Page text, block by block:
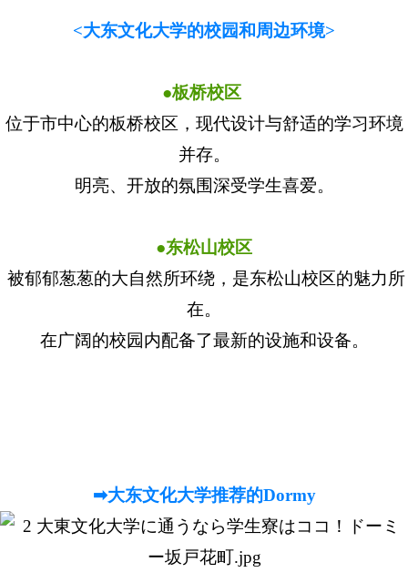
<大东文化大学的校园和周边环境>
●板桥校区
位于市中心的板桥校区，现代设计与舒适的学习环境
并存。
明亮、开放的氛围深受学生喜爱。
●东松山校区
被郁郁葱葱的大自然所环绕，是东松山校区的魅力所
在。
在广阔的校园内配备了最新的设施和设备。
➡大东文化大学推荐的Dormy